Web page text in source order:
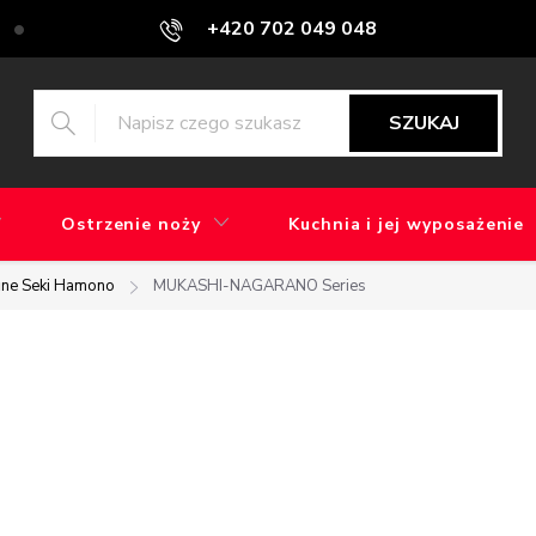
+420 702 049 048
Jaka jest różnica między szlifowaniem maszynowym a
SZUKAJ
Ostrzenie noży Kuchnia i jej wyposażenie
Seki Hamono MUKASHI-NAGARANO Series